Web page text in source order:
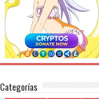
Categorías